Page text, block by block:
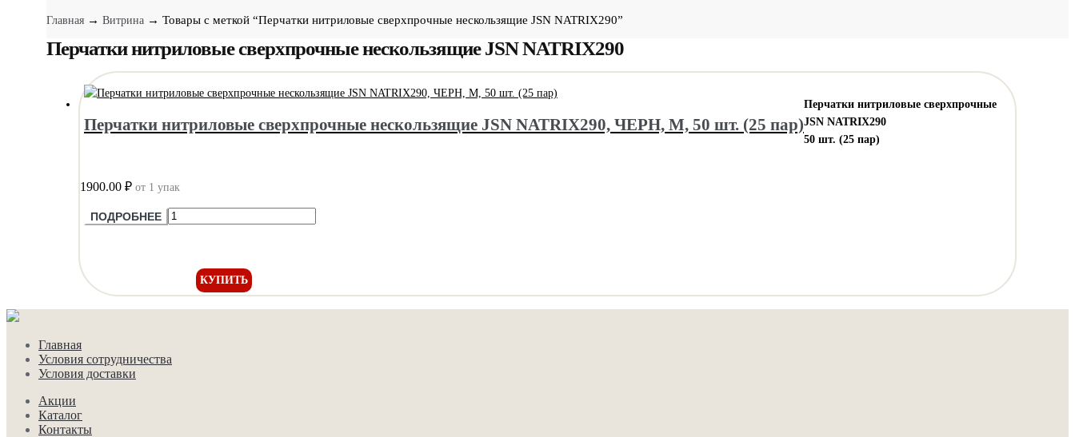
Главная → Витрина → Товары с меткой “Перчатки нитриловые сверхпрочные нескользящие JSN NATRIX290”
Перчатки нитриловые сверхпрочные нескользящие JSN NATRIX290
Перчатки нитриловые сверхпрочные нескользящие JSN NATRIX290, ЧЕРН, M, 50 шт. (25 пар)
Перчатки нитриловые сверхпрочные
JSN NATRIX290
50 шт. (25 пар)
1900.00 ₽ от 1 упак
ПОДРОБНЕЕ
КУПИТЬ
Главная
Условия сотрудничества
Условия доставки
Акции
Каталог
Контакты